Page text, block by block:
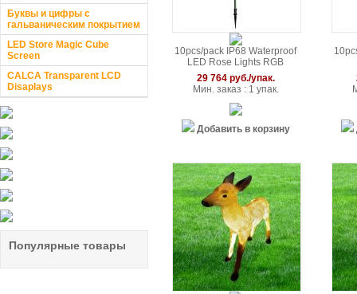
Буквы и цифры с
гальваническим покрытием
LED Store Magic Cube
Screen
CALCA Transparent LCD
Disaplays
Популярные товары
10pcs/pack IP68 Waterproof
LED Rose Lights RGB
29 764 руб./упак.
Мин. заказ : 1 упак.
Добавить в корзину